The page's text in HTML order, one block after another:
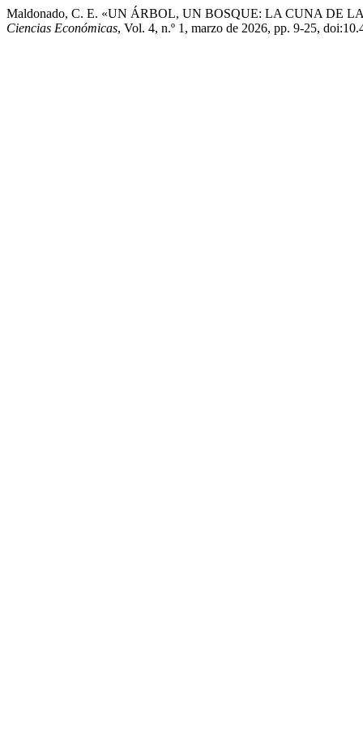
Maldonado, C. E. «UN ÁRBOL, UN BOSQUE: LA CUNA DE
Ciencias Económicas, Vol. 4, n.º 1, marzo de 2026, pp. 9-25,